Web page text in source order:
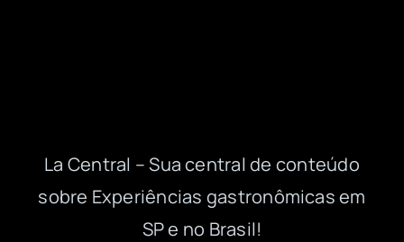
La Central – Sua central de conteúdo
sobre Experiências gastronômicas em
SP e no Brasil!